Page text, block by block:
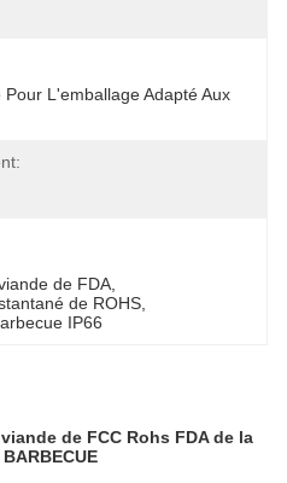
L'emballage Adapté Aux
de FDA
de ROHS
IP66
de FCC Rohs FDA de la